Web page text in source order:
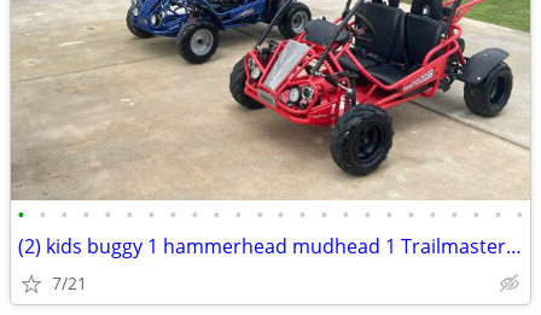
• • • • • • • • • • • • • • • • • • • • • • • •
(2) kids buggy 1 hammerhead mudhead 1 Trailmaster mid Xrx/r both $4900
7/21